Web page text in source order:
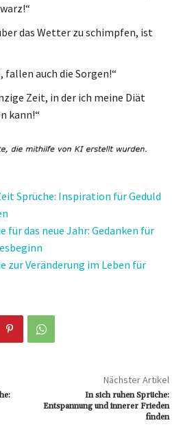
das Wetter zu schimpfen, ist
fallen auch die Sorgen!“
Zeit, in der ich meine Diät
kann!“
Sprüche: Inspiration für Geduld
für das neue Jahr: Gedanken für
zur Veränderung im Leben für
Nächster Artikel
In sich ruhen Sprüche:
Entspannung und innerer Frieden
finden